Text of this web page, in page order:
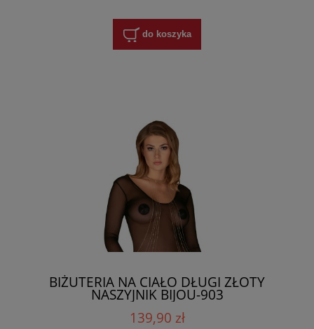
do koszyka
BIŻUTERIA NA CIAŁO DŁUGI ZŁOTY
NASZYJNIK BIJOU-903
139,90 zł